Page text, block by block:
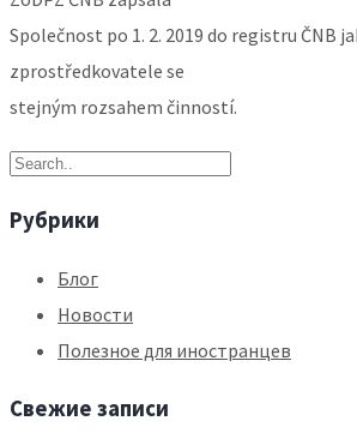
Společnost po 1. 2. 2019 do registru ČNB
zprostředkovatele se
stejným rozsahem činností.
Рубрики
Блог
Новости
Полезное для иностранцев
Свежие записи